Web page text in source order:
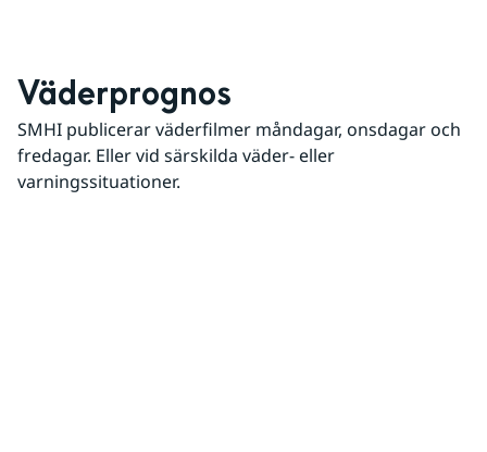
Väderprognos
SMHI publicerar väderfilmer måndagar, onsdagar och
fredagar. Eller vid särskilda väder- eller
varningssituationer.